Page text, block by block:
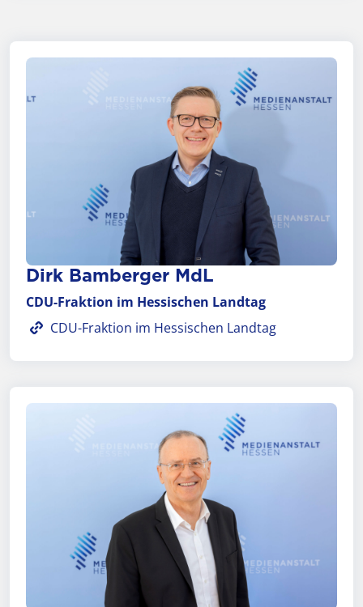
Dirk Bamberger MdL
CDU-Fraktion im Hessi­schen Land­tag
CDU-Fraktion im Hessischen Landtag